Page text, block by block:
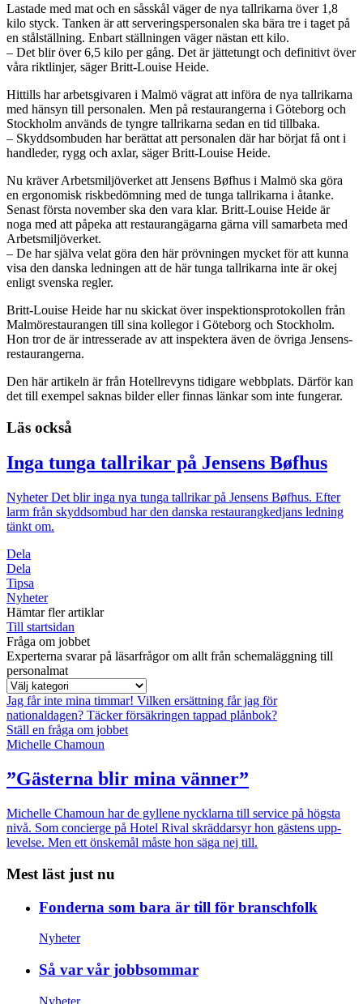
Lastade med mat och en såsskål väger de nya tallrikarna över 1,8
kilo styck. Tanken är att serveringspersonalen ska bära tre i taget på
en stålställning. Enbart ställningen väger nästan ett kilo.
– Det blir över 6,5 kilo per gång. Det är jättetungt och definitivt över
våra riktlinjer, säger Britt-Louise Heide.
Hittills har arbetsgivaren i Malmö vägrat att införa de nya tallrikarna
med hänsyn till personalen. Men på restaurangerna i Göteborg och
Stockholm används de tyngre tallrikarna sedan en tid tillbaka.
– Skyddsombuden har berättat att personalen där har börjat få ont i
handleder, rygg och axlar, säger Britt-Louise Heide.
Nu kräver Arbetsmiljöverket att Jensens Bøfhus i Malmö ska göra
en ergonomisk riskbedömning med de tunga tallrikarna i åtanke.
Senast första november ska den vara klar. Britt-Louise Heide är
noga med att påpeka att restaurangägarna gärna vill samarbeta med
Arbetsmiljöverket.
– De har själva velat göra den här prövningen mycket för att kunna
visa den danska ledningen att de här tunga tallrikarna inte är okej
enligt svenska regler.
Britt-Louise Heide har nu skickat över inspektionsprotokollen från
Malmörestaurangen till sina kollegor i Göteborg och Stockholm.
Hon tror de är intresserade av att inspektera även de övriga Jensens-
restaurangerna.
Den här artikeln är från Hotellrevyns tidigare webbplats. Därför kan
det till exempel saknas bilder eller finnas länkar som inte fungerar.
Läs också
Inga tunga tallrikar på Jensens Bøfhus
NyheterDet blir inga nya tunga tallrikar på Jensens Bøfhus. Efter
larm från skyddsombud har den danska restaurangkedjans ledning
tänkt om.
Dela
Dela
Tipsa
Nyheter
Hämtar fler artiklar
Till startsidan
Fråga om jobbet
Experterna svarar på läsarfrågor om allt från schemaläggning till
personalmat
Jag får inte mina timmar! Vilken ersättning får jag för
nationaldagen? Täcker försäkringen tappad plånbok?
Ställ en fråga om jobbet
Michelle Chamoun
”Gästerna blir mina vänner”
Michelle Chamoun har de gyllene nycklarna till service på högsta
nivå. Som concierge på Hotel Rival skräddarsyr hon gästens upp­
levelse. Men ett önskemål måste hon säga nej till.
Mest läst just nu
Fonderna som bara är till för branschfolk
Nyheter
Så var vår jobbsommar
Nyheter